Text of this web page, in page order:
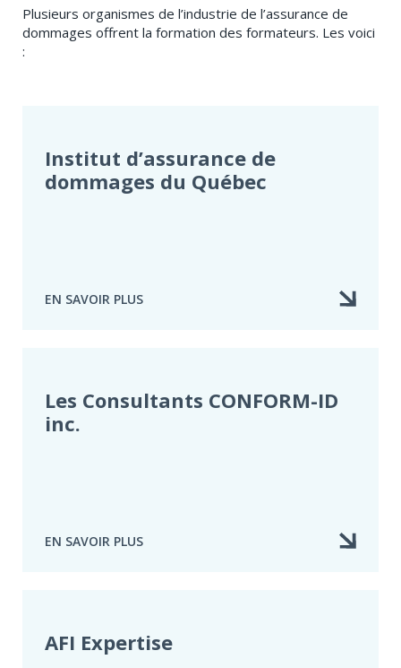
Plusieurs organismes de l’industrie de l’assurance de
dommages offrent la formation des formateurs. Les voici
:
Institut d​’assurance de
dommages du Québec
EN SAVOIR PLUS
À
’ASSURANCE
DE
DOMMAGES
Les Consultants CONFORM-ID
inc.
EN SAVOIR PLUS
À
CONFORM-
ID
AFI Expertise